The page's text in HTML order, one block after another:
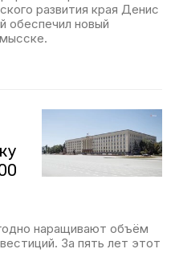
развития края Денис
обеспечил новый
наращивают объём
За пять лет этот